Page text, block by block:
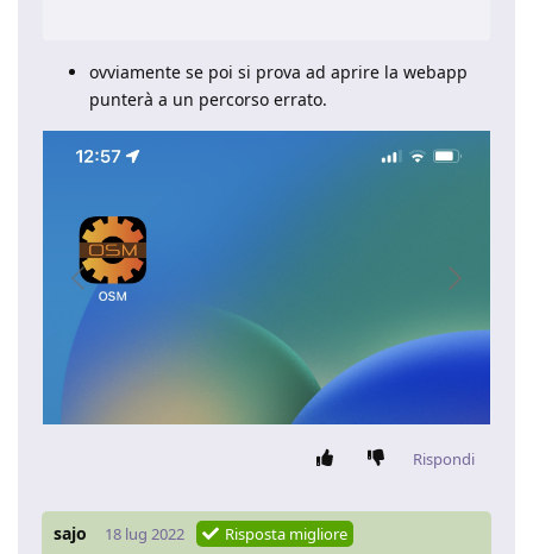
ovviamente se poi si prova ad aprire la webapp
punterà a un percorso errato.
Rispondi
sajo 18 lug 2022 Risposta migliore